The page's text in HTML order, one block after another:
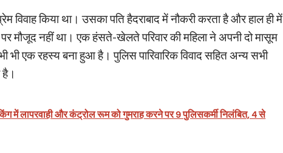
किया था। उसका पति हैदराबाद में नौकरी करता है और हाल ही में
मौजूद नहीं था। एक हंसते-खेलते परिवार की महिला ने अपनी दो मासूम
एक रहस्य बना हुआ है। पुलिस पारिवारिक विवाद सहित अन्य सभी
में लापरवाही और कंट्रोल रूम को गुमराह करने पर 9 पुलिसकर्मी निलंबित, 4 से